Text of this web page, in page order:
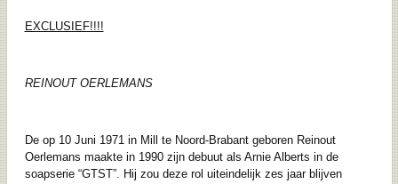
EXCLUSIEF!!!!
REINOUT OERLEMANS
De op 10 Juni 1971 in Mill te Noord-Brabant geboren Reinout
Oerlemans maakte in 1990 zijn debuut als Arnie Alberts in de
soapserie “GTST”. Hij zou deze rol uiteindelijk zes jaar blijven